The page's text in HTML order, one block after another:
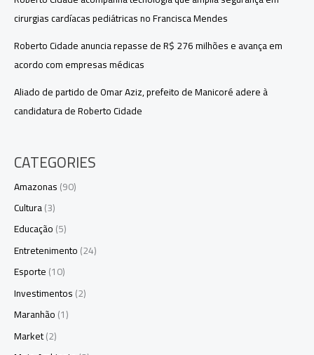
cirurgias cardíacas pediátricas no Francisca Mendes
Roberto Cidade anuncia repasse de R$ 276 milhões e avança em
acordo com empresas médicas
Aliado de partido de Omar Aziz, prefeito de Manicoré adere à
candidatura de Roberto Cidade
CATEGORIES
Amazonas(90)
Cultura(3)
Educação(5)
Entretenimento(24)
Esporte(10)
Investimentos(2)
Maranhão(1)
Market(2)